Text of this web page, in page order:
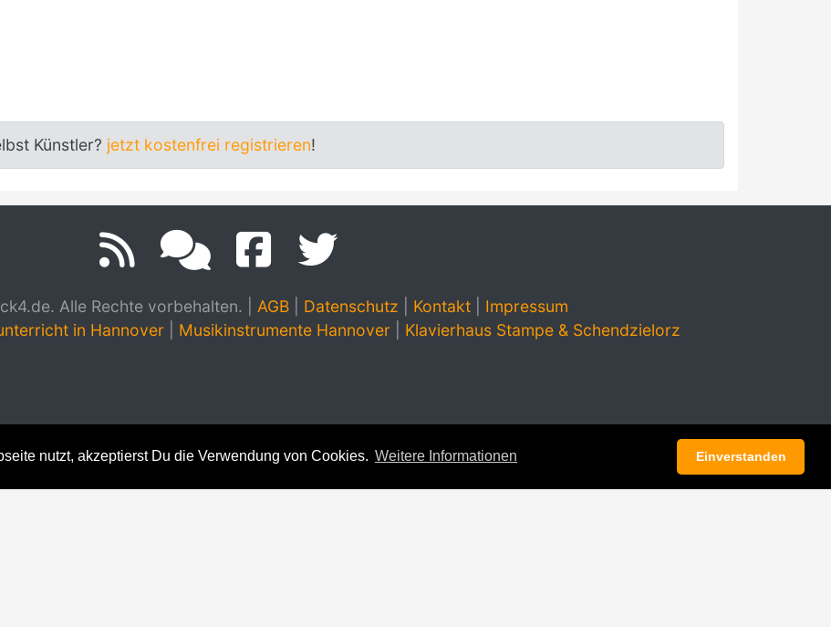
nutzt, akzeptierst Du die Verwendung von Cookies. Weitere Informationen Einverstanden
Künstler? jetzt kostenfrei registrieren!
Alle Rechte vorbehalten. AGB| Datenschutz Kontakt| Impressum
in Hannover Musikinstrumente Hannover Klavierhaus Stampe & Schendzielorz